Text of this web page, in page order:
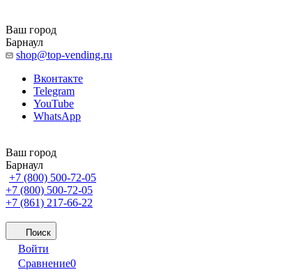
Ваш город
Барнаул
shop@top-vending.ru
Вконтакте
Telegram
YouTube
WhatsApp
Ваш город
Барнаул
+7 (800) 500-72-05
+7 (800) 500-72-05
+7 (861) 217-66-22
Поиск
Войти
Сравнение0